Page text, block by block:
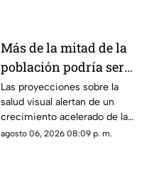
Más de la mitad de la
población podría ser
miope en 2050;
especialistas advierten
las causas
Las proyecciones sobre la
salud visual alertan de un
crecimiento acelerado de la
miopía y señalan que pasar
agosto 06, 2026 08:09 p. m.